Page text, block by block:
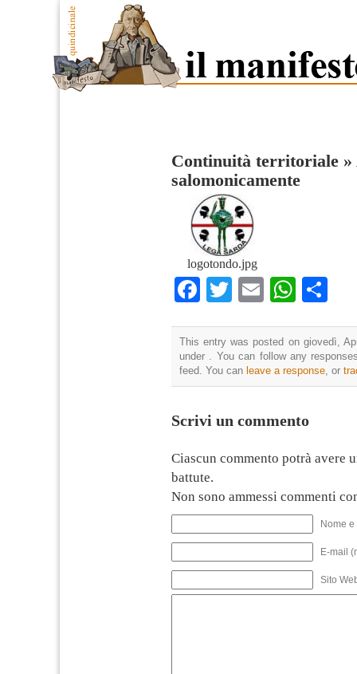
Continuità territoriale »
salomonicamente
logotondo.jpg
Facebook
TwitterEmail
This entry was posted on giovedì,
under . You can follow any
feed. You can leave a response, or
Scrivi un commento
Ciascun commento potrà avere
battute.
Non sono ammessi commenti
Nome
E-mail
Sito